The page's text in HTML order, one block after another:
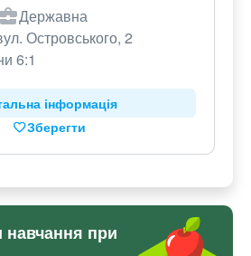
Державна
Островського, 2
6:1
інформація
Зберегти
навчання при